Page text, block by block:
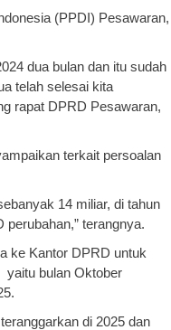
(PPDI) Pesawaran,
dua bulan dan itu sudah
telah selesai kita
rapat DPRD Pesawaran,
terkait persoalan
14 miliar, di tahun
terangnya.
ke Kantor DPRD untuk
yaitu bulan Oktober
di 2025 dan